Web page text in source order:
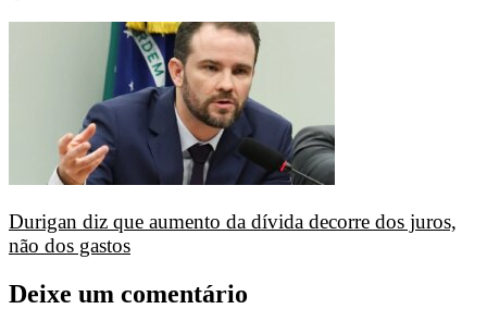
Durigan diz que aumento da dívida decorre dos juros,
não dos gastos
Deixe um comentário